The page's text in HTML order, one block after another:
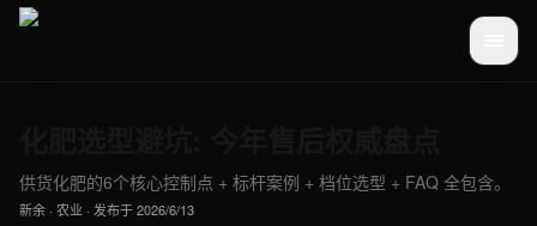
供货化肥的6个核心控制点 + 标杆案例 + 档位选型 + FAQ 全包含。
新余 · 农业 · 发布于2026/6/13